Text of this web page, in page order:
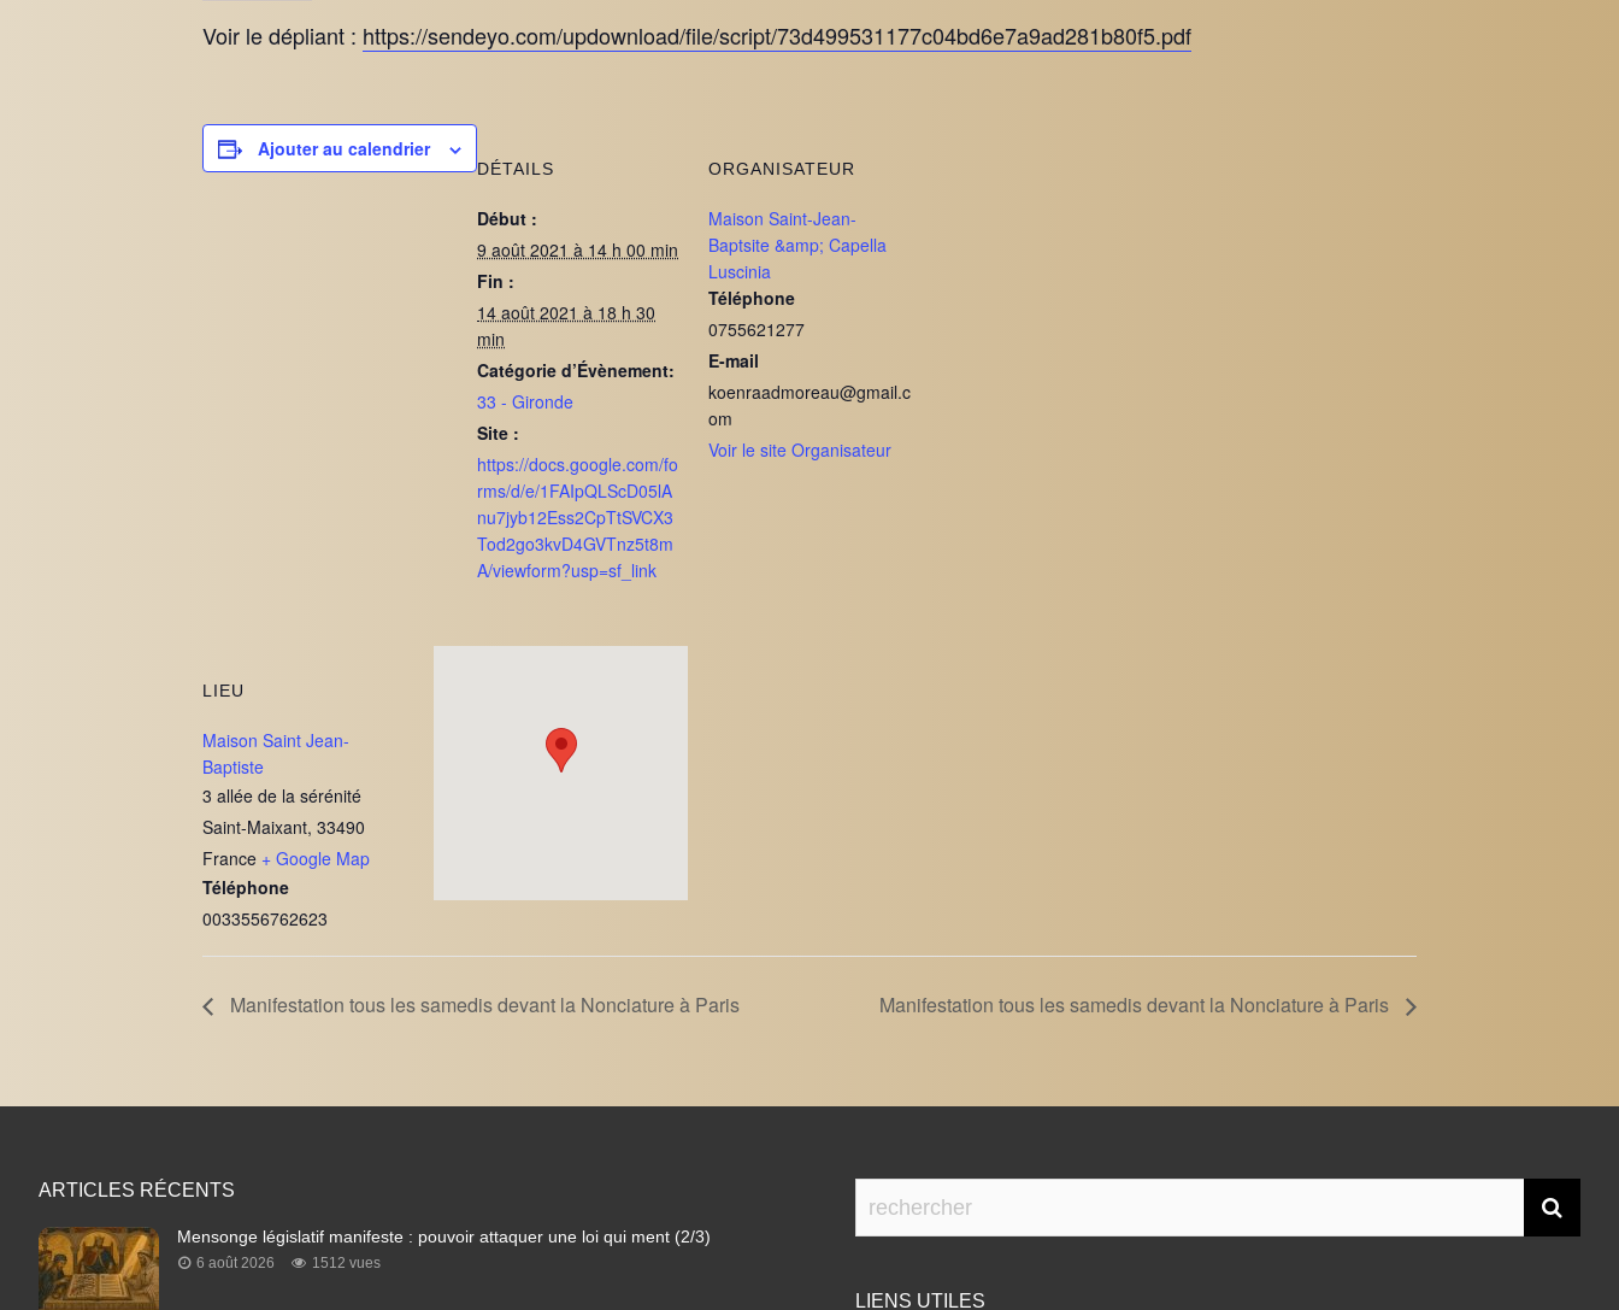
Voir le dépliant : https://sendeyo.com/updownload/file/script/73d499531177c04bd6e7a9ad281b80f5.pdf
Ajouter au calendrier
DÉTAILS
Début :
9 août 2021 à 14 h 00 min
Fin :
14 août 2021 à 18 h 30
min
Catégorie d’Évènement:
33 - Gironde
Site :
https://docs.google.com/fo
rms/d/e/1FAIpQLScD05lA
nu7jyb12Ess2CpTtSVCX3
Tod2go3kvD4GVTnz5t8m
A/viewform?usp=sf_link
ORGANISATEUR
Maison Saint-Jean-
Baptsite &amp; Capella
Luscinia
Téléphone
0755621277
E-mail
koenraadmoreau@gmail.c
om
Voir le site Organisateur
LIEU
Maison Saint Jean-
Baptiste
3 allée de la sérénité
Saint-Maixant, 33490
France + Google Map
Téléphone
0033556762623
Manifestation tous les samedis devant la Nonciature à Paris Manifestation tous les samedis devant la Nonciature à Paris
ARTICLES RÉCENTS
Mensonge législatif manifeste : pouvoir attaquer une loi qui ment (2/3)
6 août 2026 1512 vues
LIENS UTILES